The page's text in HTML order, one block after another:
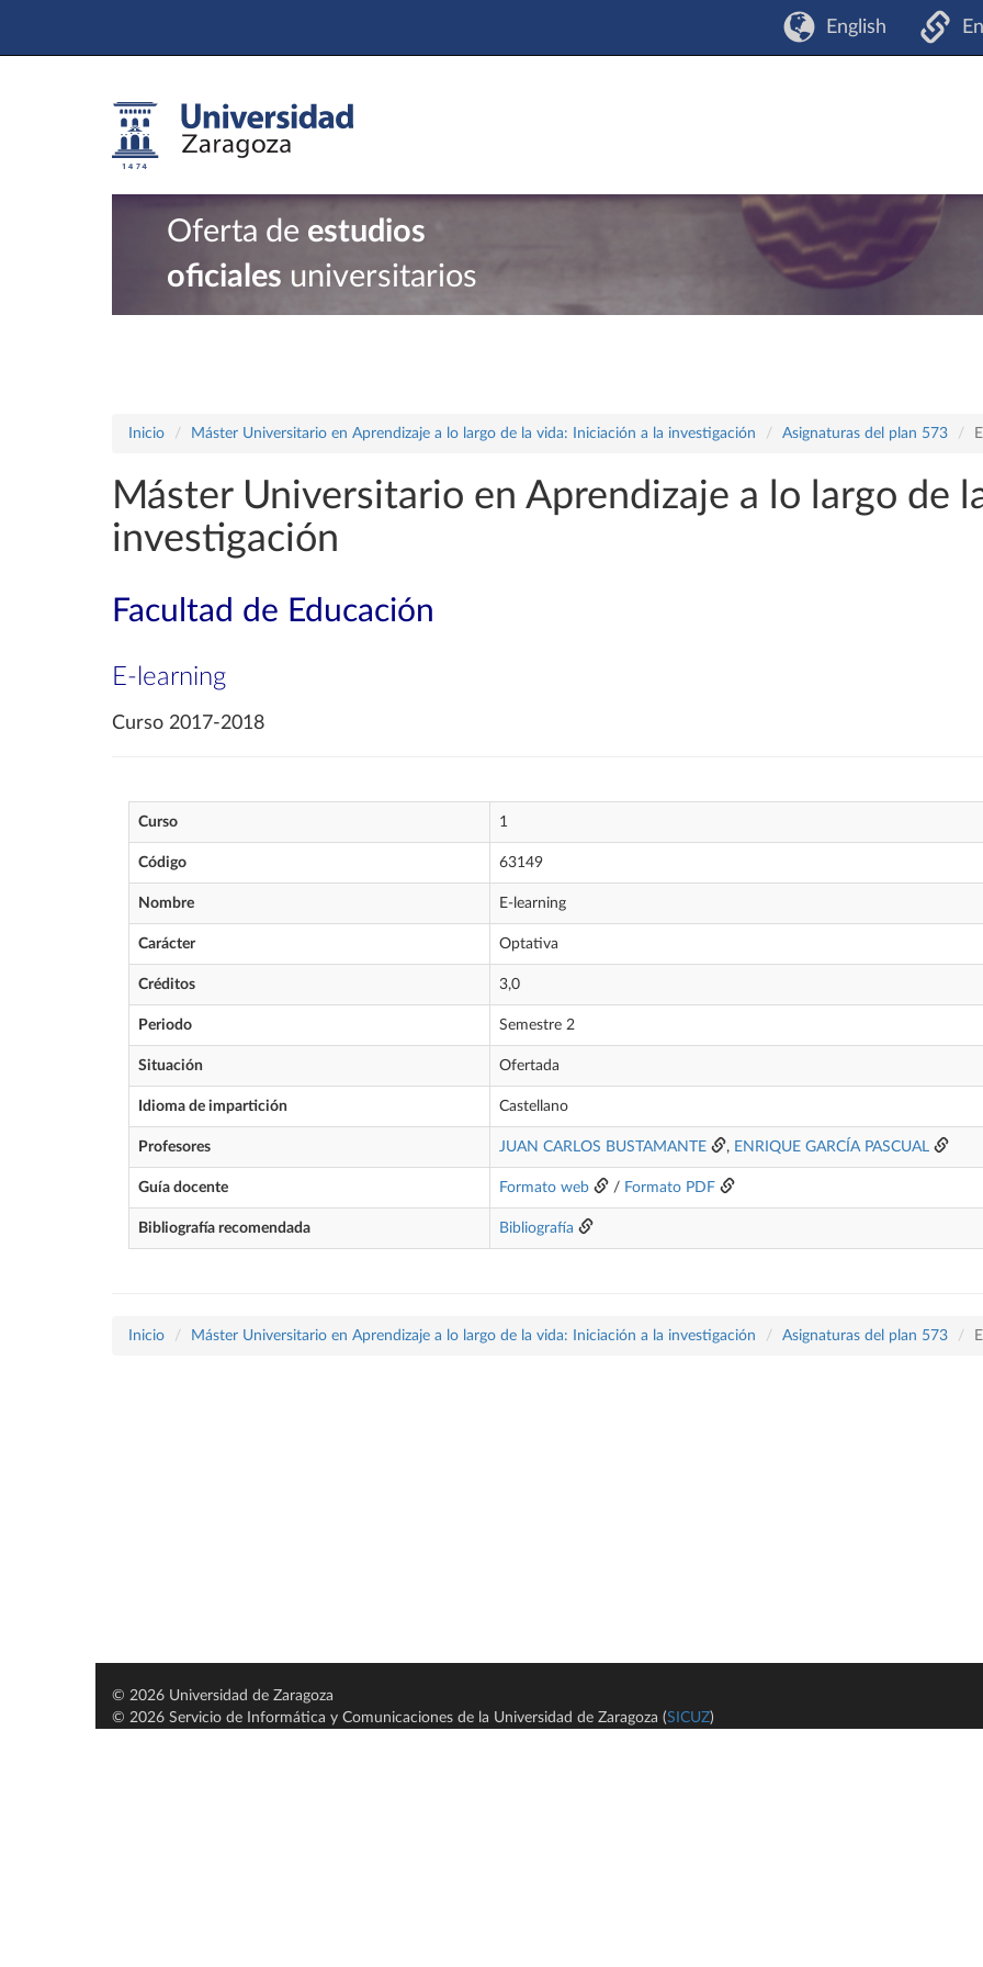
English
Oferta de estudios
oficiales universitarios
Inicio Máster Universitario en Aprendizaje a lo largo de la vida: Iniciación a la investigación Asignaturas del plan 573
Máster Universitario en Aprendizaje a lo largo de
investigación
Facultad de Educación
E-learning
Curso 2017-2018
Curso 1
Código 63149
Nombre E-learning
Carácter Optativa
Créditos 3,0
Periodo Semestre 2
Situación Ofertada
Idioma de impartición Castellano
Profesores JUAN CARLOS BUSTAMANTE , ENRIQUE GARCÍA PASCUAL
Guía docente Formato web / Formato PDF
Bibliografía recomendada Bibliografía
Inicio Máster Universitario en Aprendizaje a lo largo de la vida: Iniciación a la investigación Asignaturas del plan 573
© 2026 Universidad de Zaragoza
© 2026 Servicio de Informática y Comunicaciones de la Universidad de Zaragoza (SICUZ)